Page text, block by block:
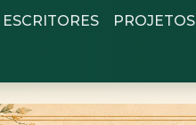
ESCRITORES PROJETOS